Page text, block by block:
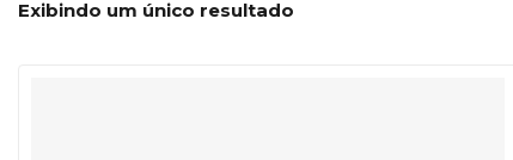
Exibindo um único resultado